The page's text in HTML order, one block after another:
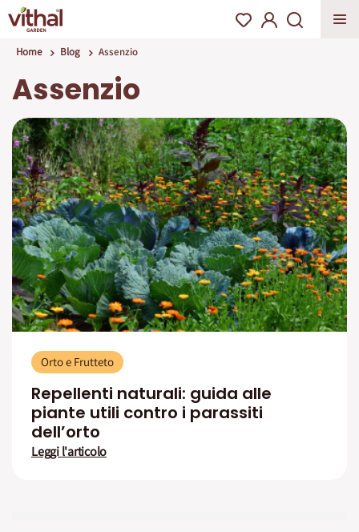
Home Blog Assenzio
Assenzio
Orto e Frutteto
Repellenti naturali: guida alle
piante utili contro i parassiti
dell’orto
Leggi l'articolo